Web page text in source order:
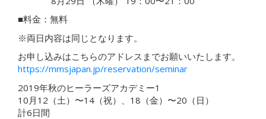
■料金：無料
※両日内容は同じとなります。
お申し込みはこちらのアドレスまでお願いいたします。
https://mmsjapan.jp/reservation/seminar
2019年秋のヒーラーズアカデミー1
10月12（土）〜14（祝）、18（金）〜20（日）
計6日間